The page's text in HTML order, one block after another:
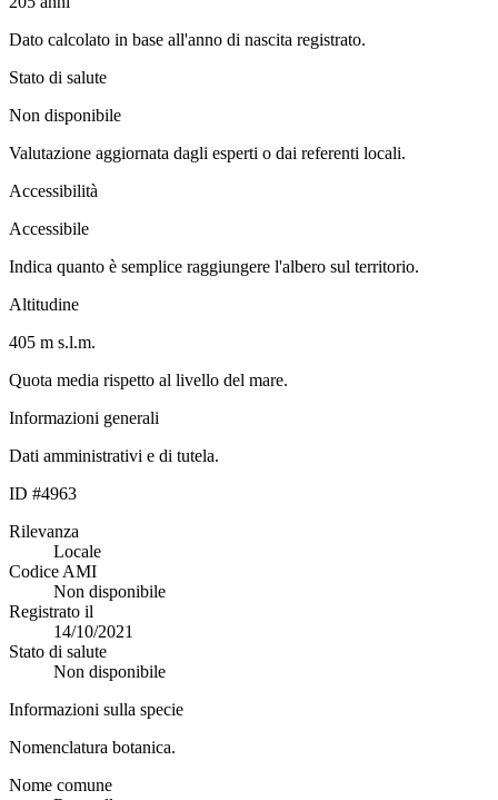
Dato calcolato in base all'anno di nascita registrato.
Stato di salute
Non disponibile
Valutazione aggiornata dagli esperti o dai referenti locali.
Accessibilità
Accessibile
Indica quanto è semplice raggiungere l'albero sul territorio.
Altitudine
405 m s.l.m.
Quota media rispetto al livello del mare.
Informazioni generali
Dati amministrativi e di tutela.
ID #4963
Rilevanza
Locale
Codice AMI
Non disponibile
Registrato il
14/10/2021
Stato di salute
Non disponibile
Informazioni sulla specie
Nomenclatura botanica.
Nome comune